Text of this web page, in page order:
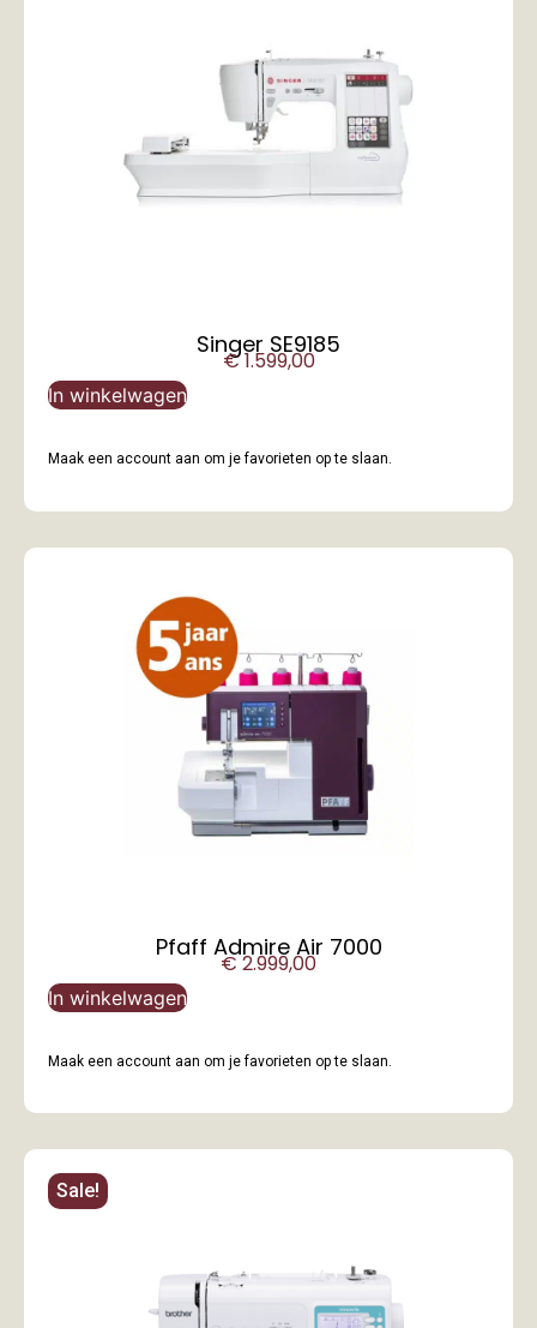
Singer SE9185
€1.599,00
In winkelwagen
Maak een account aan om je favorieten op te slaan.
Pfaff Admire Air 7000
€2.999,00
In winkelwagen
Maak een account aan om je favorieten op te slaan.
Sale!